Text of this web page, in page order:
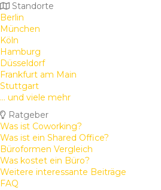
Standorte
Berlin
München
Köln
Hamburg
Düsseldorf
Frankfurt am Main
Stuttgart
... und viele mehr
Ratgeber
Was ist Coworking?
Was ist ein Shared Office?
Büroformen Vergleich
Was kostet ein Büro?
Weitere interessante Beiträge
FAQ